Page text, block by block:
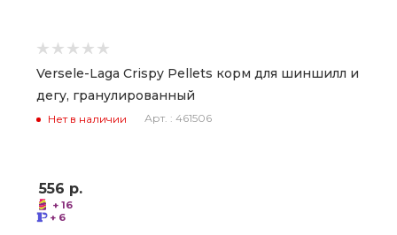
Versele-Laga Crispy Pellets корм для шиншилл и
дегу, гранулированный
Нет в наличии Арт. : 461506
556 р.
+ 16
+ 6